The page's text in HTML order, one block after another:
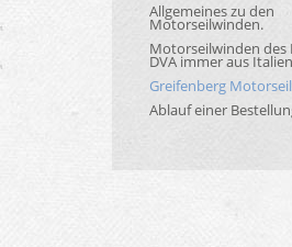
Allgemeines zu den
Motorseilwinden.
Motorseilwinden des
DVA immer aus
Greifenberg
Ablauf einer